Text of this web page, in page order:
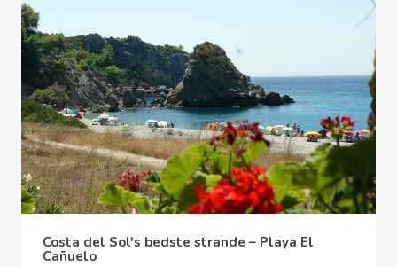
Costa del Sol's bedste strande – Playa El
Cañuelo